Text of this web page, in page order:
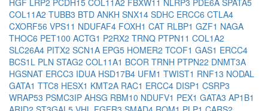
HGF LRP2 PCDH15 COL11A2 FBXW11 NLRP3 PDE6A SPATA5
COL11A2 TUBB3 BTD ANKH SNX14 SDHC ERCC6 CTLA4
CXORF56 VPS11 NDUFAF4 FOXH1 CAT RLBP1 GZF1 NAGA
THOC6 PET100 ACTG1 P2RX2 TRNQ PTPN11 COL1A2
SLC26A4 PITX2 SCN1A EPG5 HOMER2 TCOF1 GAS1 ERCC4
BCS1L PLN STAG2 COL11A1 BCOR TRNH PTPN22 DNMT3A
HGSNAT ERCC3 IDUA HSD17B4 UFM1 TWIST1 RNF13 NODAL
GATA1 TTC8 HESX1 KMT2A RAC1 ERCC4 DISP1 CSRP3
WRAP53 PSMC3IP AHSG RBM10 NDUFV1 PEX1 GATA3 AP1B1